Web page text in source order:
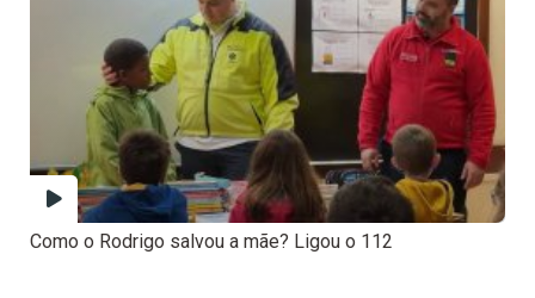
Como o Rodrigo salvou a mãe? Ligou o 112